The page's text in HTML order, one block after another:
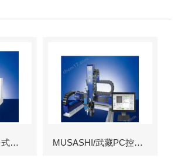
武藏MUSASHI 台式涂布机械臂 MUSASHI/武藏PC控制图像识别机械臂